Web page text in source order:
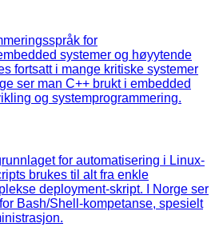
for
systemer og høyytende
fortsatt i mange kritiske systemer
ser man C++ brukt i embedded
og systemprogrammering.
for automatisering i Linux-
brukes til alt fra enkle
deployment-skript. I Norge ser
Bash/Shell-kompetanse, spesielt